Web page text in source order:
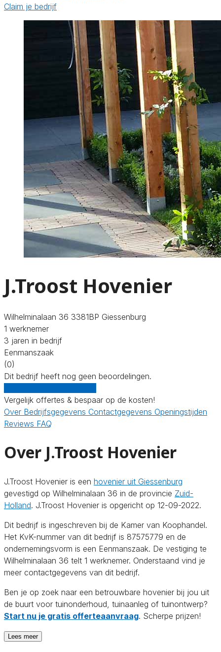
Claim je bedrijf
J.Troost Hovenier
Wilhelminalaan 36 3381BP Giessenburg
1 werknemer
3 jaren in bedrijf
Eenmanszaak
(0)
Dit bedrijf heeft nog geen beoordelingen.
Vergelijk offertes & bespaar op de kosten!
Over Bedrijfsgegevens Contactgegevens Openingstijden
Reviews FAQ
Over J.Troost Hovenier
J.Troost Hovenier is een hovenier uit Giessenburg
gevestigd op Wilhelminalaan 36 in de provincie Zuid-
Holland. J.Troost Hovenier is opgericht op 12-09-2022.
Dit bedrijf is ingeschreven bij de Kamer van Koophandel.
Het KvK-nummer van dit bedrijf is 87575779 en de
ondernemingsvorm is een Eenmanszaak. De vestiging te
Wilhelminalaan 36 telt 1 werknemer. Onderstaand vind je
meer contactgegevens van dit bedrijf.
Ben je op zoek naar een betrouwbare hovenier bij jou uit
de buurt voor tuinonderhoud, tuinaanleg of tuinontwerp?
Start nu je gratis offerteaanvraag. Scherpe prijzen!
Lees meer